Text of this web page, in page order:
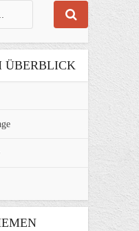
ÜBERBLICK